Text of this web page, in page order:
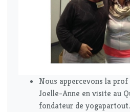
Nous appercevons la prof
Joelle-Anne en visite au
fondateur de